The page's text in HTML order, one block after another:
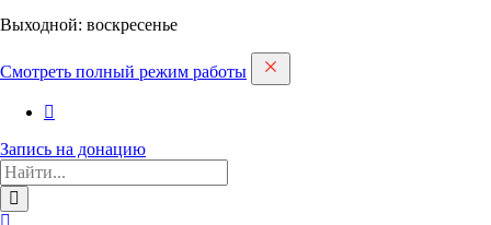
Выходной: воскресенье
Смотреть полный режим работы
Запись на дoнацию